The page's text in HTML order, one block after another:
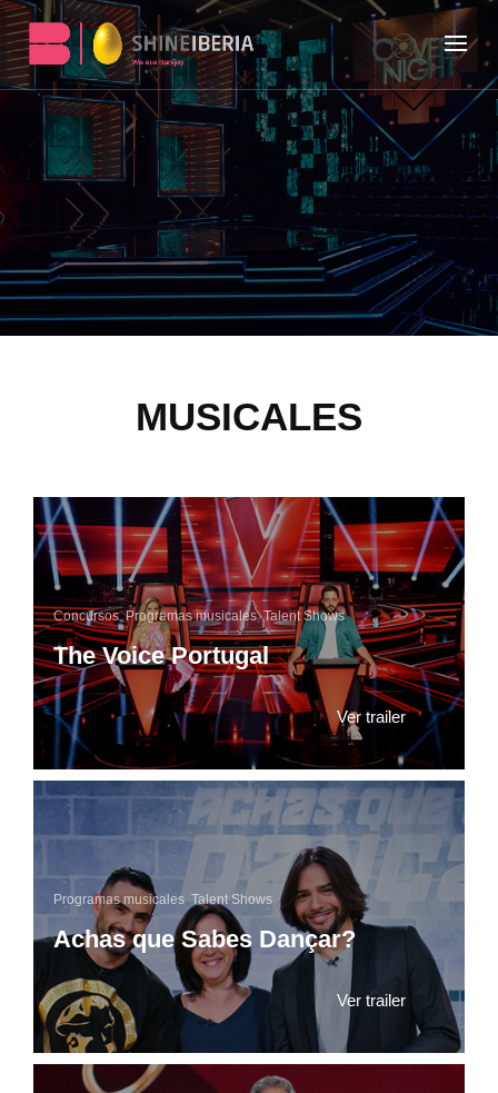
MUSICALES
The Voice Portugal
Concursos,Programas musicales,Talent Shows
Ver trailer
Achas que Sabes Dançar?
Programas musicales, Talent Shows
Ver trailer